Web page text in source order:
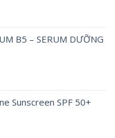
B5 – SERUM DƯỠNG
Sunscreen SPF 50+